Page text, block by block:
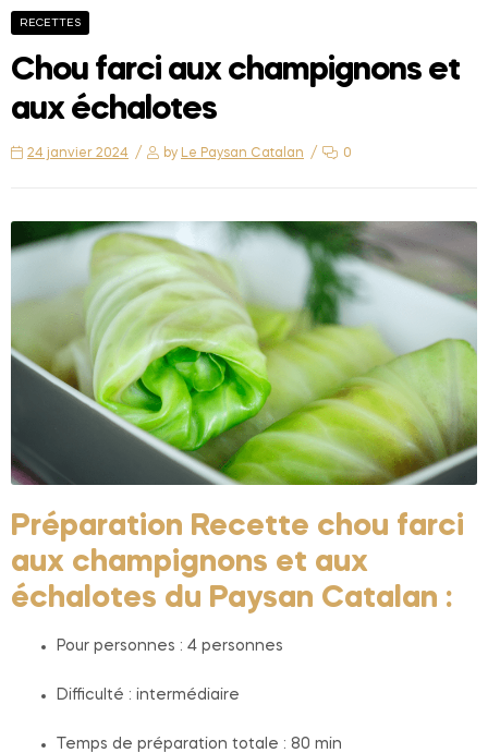
RECETTES
Chou farci aux champignons et
aux échalotes
24 janvier 2024 by Le Paysan Catalan 0
Préparation Recette chou farci
aux champignons et aux
échalotes du Paysan Catalan :
Pour personnes : 4 personnes
Difficulté : intermédiaire
Temps de préparation totale : 80 min